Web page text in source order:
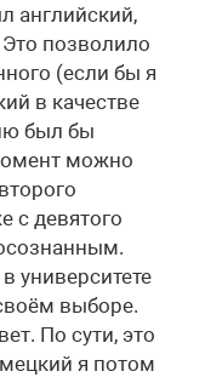
английский,
Это позволило
(если бы я
в качестве
был бы
можно
с девятого
университете
выборе.
По сути, это
я потом